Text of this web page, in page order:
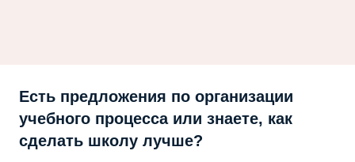
Есть предложения по организации
учебного процесса или знаете, как
сделать школу лучше?